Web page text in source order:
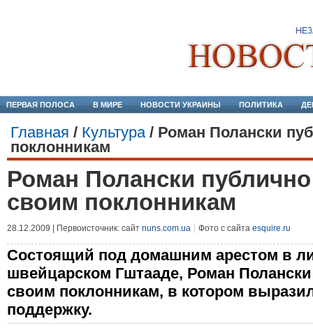
ПЕРВАЯ ПОЛОСА В МИРЕ НОВОСТИ УКРАИНЫ ПОЛИТИКА
Главная / Культура/ Роман Полански
поклонникам
Роман Полански
своим поклонникам
28.12.2009 | Первоисточник: сайт nuns.com.ua Фото с сайта esquire.ru
Состоящий под домашним арестом в
швейцарском Гштааде, Роман
своим поклонникам, в котором
поддержку.